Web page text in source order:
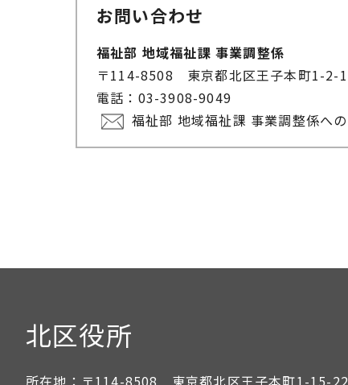
お問い合わせ
福祉部 地域福祉課 事業調整係
〒114-8508 東京都北区王子本町1-2-
電話：03-3908-9049
福祉部 地域福祉課 事業調整係へ
北区役所
所在地： 〒114-8508 東京都北区王子本町1-15-22